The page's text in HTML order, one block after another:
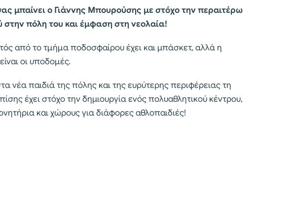
μπαίνει ο Γιάννης Μπουρούσης με στόχο την περαιτέρω
στην πόλη του και έμφαση στη νεολαία!
από το τμήμα ποδοσφαίρου έχει και μπάσκετ, αλλά η
είναι οι υποδομές.
νέα παιδιά της πόλης και της ευρύτερης περιφέρειας τη
έχει στόχο την δημιουργία ενός πολυαθλητικού κέντρου,
και χώρους για διάφορες αθλοπαιδιές!